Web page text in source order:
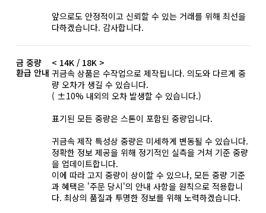
앞으로도 안정적이고 신뢰할 수 있는 거래를 위해 최선을
다하겠습니다. 감사합니다.
금 중량
환급 안내
< 14K / 18K >
귀금속 상품은 수작업으로 제작됩니다. 의도와 다르게 중
량 오차가 생길 수 있습니다.
( ±10% 내외의 오차 발생할 수 있습니다.)
표기된 모든 중량은 스톤이 포함된 중량입니다.
귀금속 제작 특성상 중량은 미세하게 변동될 수 있습니다.
정확한 정보 제공을 위해 정기적인 실측을 거쳐 기준 중량
을 업데이트합니다.
이에 따라 고지 중량이 상이할 수 있으나, 모든 중량 기준
과 혜택은 '주문 당시'의 안내 사항을 원칙으로 적용합니
다. 최상의 품질과 투명한 정보를 위해 노력하겠습니다.